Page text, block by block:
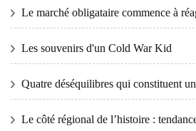
Le marché obligataire commence à
Les souvenirs d'un Cold War Kid
Quatre déséquilibres qui constituent
Le côté régional de l’histoire :